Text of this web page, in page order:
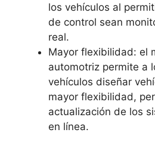
los vehículos al
de control sean
real.
Mayor flexibilidad: el
automotriz permite a
vehículos diseñar
mayor flexibilidad,
actualización de los
en línea.